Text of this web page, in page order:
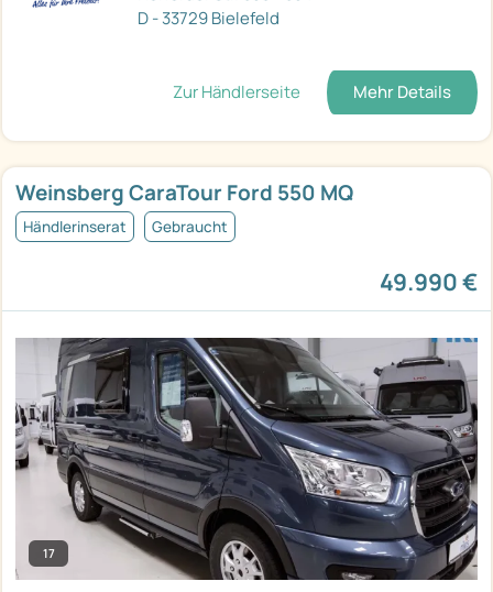
D - 33729 Bielefeld
Zur Händlerseite Mehr Details
Weinsberg CaraTour Ford 550 MQ
Händlerinserat Gebraucht
49.990 €
17